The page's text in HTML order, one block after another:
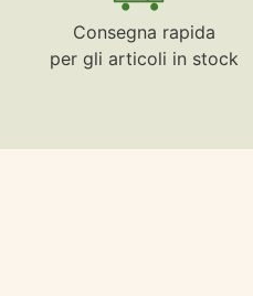
Consegna rapida
per gli articoli in stock